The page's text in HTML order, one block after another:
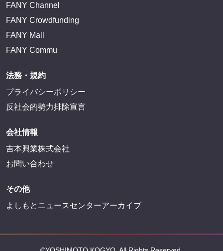
FANY Channel
FANY Crowdfunding
FANY Mall
FANY Commu
法務・規約
プライバシーポリシー
反社会的勢力排除宣言
会社情報
吉本興業株式会社
お問い合わせ
その他
よしもとニュースセンターアーカイブ